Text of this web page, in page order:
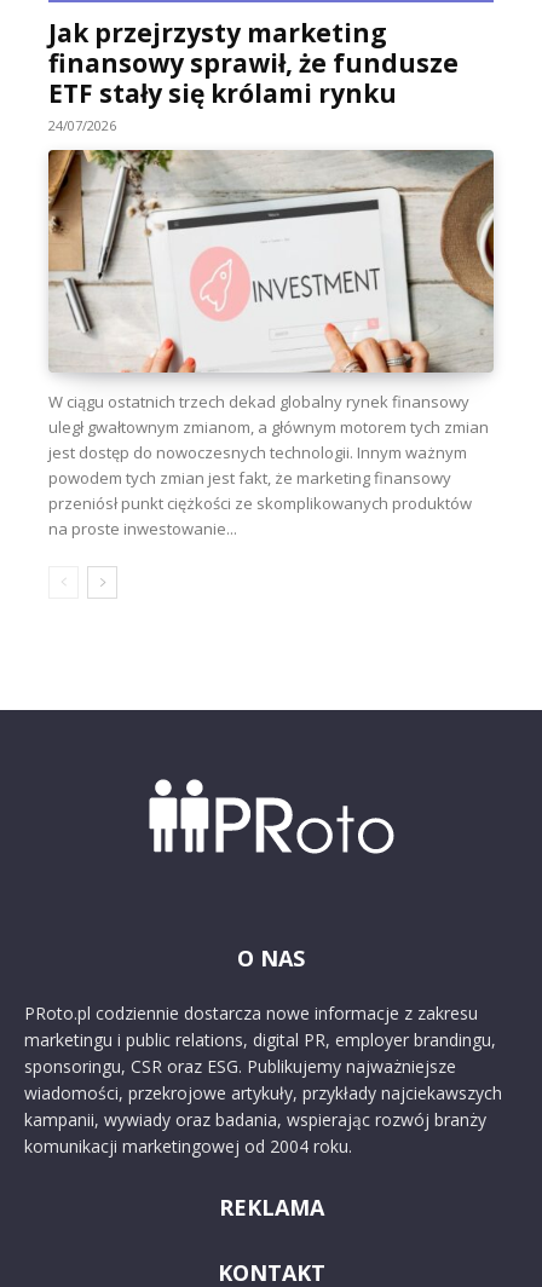
Jak przejrzysty marketing
finansowy sprawił, że fundusze
ETF stały się królami rynku
24/07/2026
W ciągu ostatnich trzech dekad globalny rynek finansowy
uległ gwałtownym zmianom, a głównym motorem tych zmian
jest dostęp do nowoczesnych technologii. Innym ważnym
powodem tych zmian jest fakt, że marketing finansowy
przeniósł punkt ciężkości ze skomplikowanych produktów
na proste inwestowanie...
O NAS
PRoto.pl codziennie dostarcza nowe informacje z zakresu
marketingu i public relations, digital PR, employer brandingu,
sponsoringu, CSR oraz ESG. Publikujemy najważniejsze
wiadomości, przekrojowe artykuły, przykłady najciekawszych
kampanii, wywiady oraz badania, wspierając rozwój branży
komunikacji marketingowej od 2004 roku.
REKLAMA
KONTAKT